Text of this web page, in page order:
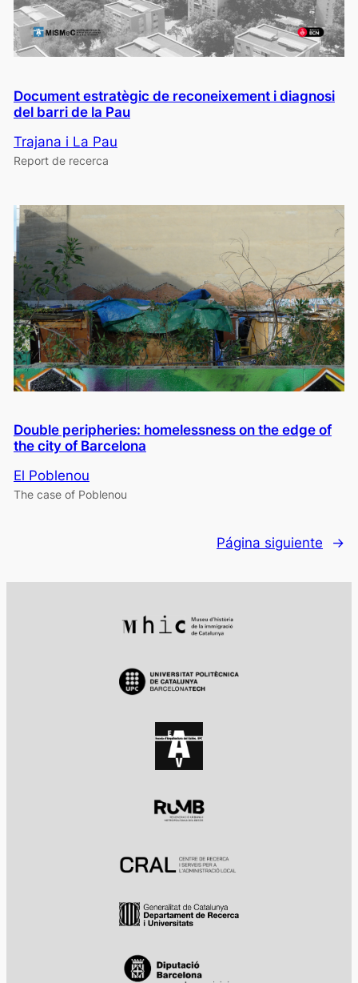
Document estratègic de reconeixement i diagnosi
del barri de la Pau
Trajana i La Pau
Report de recerca
Double peripheries: homelessness on the edge of
the city of Barcelona
El Poblenou
The case of Poblenou
Página siguiente →